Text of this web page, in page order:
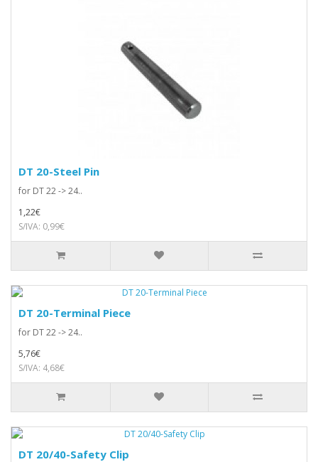
DT 20-Steel Pin
for DT 22 -> 24..
1,22€
S/IVA: 0,99€
DT 20-Terminal Piece
for DT 22 -> 24..
5,76€
S/IVA: 4,68€
DT 20/40-Safety Clip